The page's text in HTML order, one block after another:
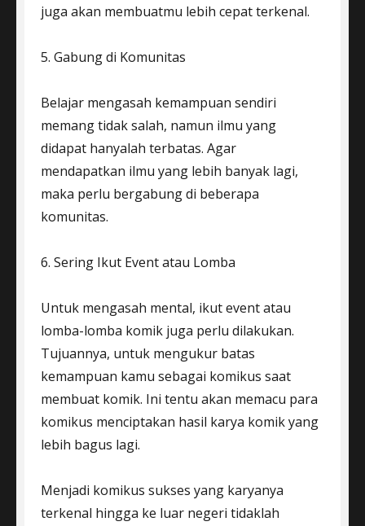
juga akan membuatmu lebih cepat terkenal.
5. Gabung di Komunitas
Belajar mengasah kemampuan sendiri
memang tidak salah, namun ilmu yang
didapat hanyalah terbatas. Agar
mendapatkan ilmu yang lebih banyak lagi,
maka perlu bergabung di beberapa
komunitas.
6. Sering Ikut Event atau Lomba
Untuk mengasah mental, ikut event atau
lomba-lomba komik juga perlu dilakukan.
Tujuannya, untuk mengukur batas
kemampuan kamu sebagai komikus saat
membuat komik. Ini tentu akan memacu para
komikus menciptakan hasil karya komik yang
lebih bagus lagi.
Menjadi komikus sukses yang karyanya
terkenal hingga ke luar negeri tidaklah